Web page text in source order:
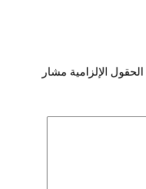
الحقول الإلزامية مشار